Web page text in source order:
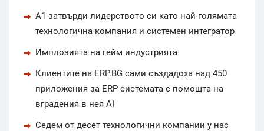
А1 затвърди лидерството си като най-голямата
технологична компания и системен интегратор
Имплозията на гейм индустрията
Клиентите на ERP.BG сами създадоха над 450
приложения за ERP системата с помощта на
вградения в нея AI
Седем от десет технологични компании у нас